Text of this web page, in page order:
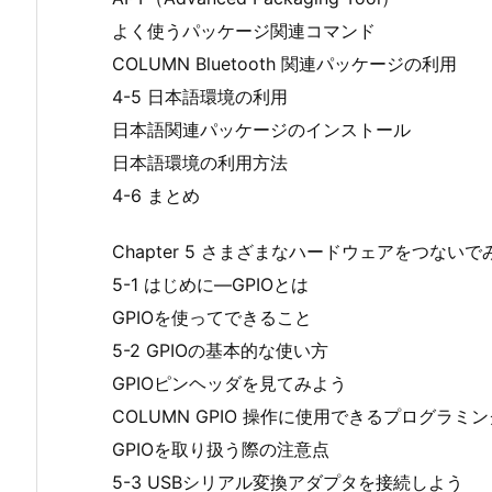
よく使うパッケージ関連コマンド
COLUMN Bluetooth 関連パッケージの利用
4-5 日本語環境の利用
日本語関連パッケージのインストール
日本語環境の利用方法
4-6 まとめ
Chapter 5 さまざまなハードウェアをつないで
5-1 はじめに―GPIOとは
GPIOを使ってできること
5-2 GPIOの基本的な使い方
GPIOピンヘッダを見てみよう
COLUMN GPIO 操作に使用できるプログラミ
GPIOを取り扱う際の注意点
5-3 USBシリアル変換アダプタを接続しよう